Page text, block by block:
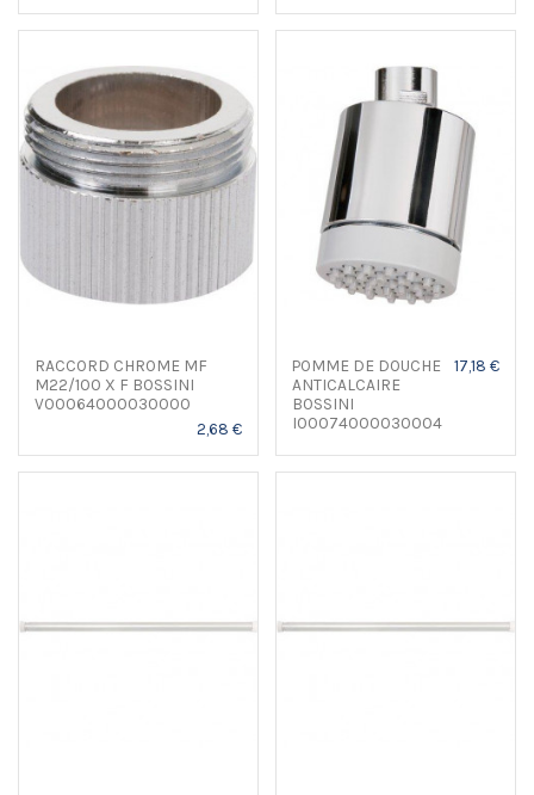
RACCORD CHROME MF
M22/100 X F BOSSINI
V00064000030000
2,68 €
POMME DE DOUCHE
ANTICALCAIRE
BOSSINI
I00074000030004
17,18 €